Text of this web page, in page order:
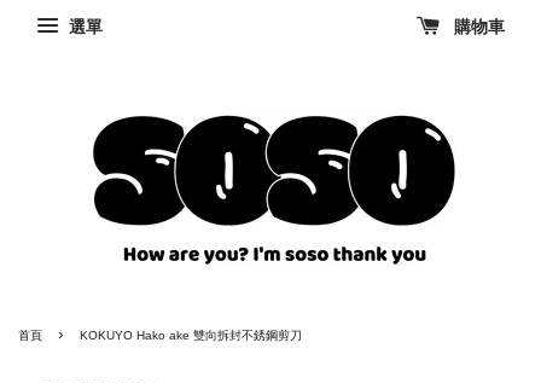
選單 購物車
首頁 › KOKUYO Hako ake 雙向拆封不銹鋼剪刀